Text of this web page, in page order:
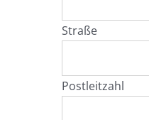
Straße
Postleitzahl